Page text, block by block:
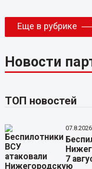
Еще в рубрике
Новости
ТОП новостей
7